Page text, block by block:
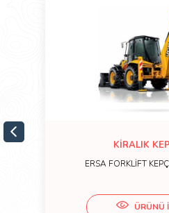
KİRALIK
ERSA FORKLİFT
ÜRÜNÜ